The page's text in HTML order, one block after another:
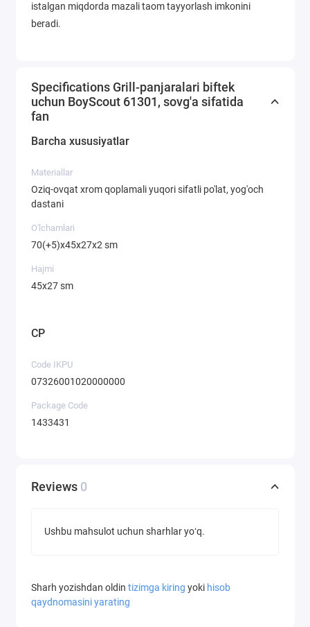
istalgan miqdorda mazali taom tayyorlash imkonini
beradi.
Specifications Grill-panjaralari biftek
uchun BoyScout 61301, sovg'a sifatida
fan
Barcha xususiyatlar
Materiallar
Oziq-ovqat xrom qoplamali yuqori sifatli po'lat, yog'och
dastani
O'lchamlari
70(+5)x45x27x2 sm
Hajmi
45x27 sm
CP
Code IKPU
07326001020000000
Package Code
1433431
Reviews 0
Ushbu mahsulot uchun sharhlar yoʻq.
Sharh yozishdan oldin tizimga kiring yoki hisob
qaydnomasini yarating